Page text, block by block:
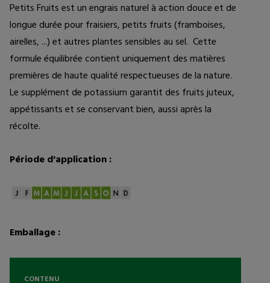
Petits Fruits est un engrais naturel à action douce et de
longue durée pour fraisiers, petits fruits (framboises,
airelles, ...) et autres plantes sensibles au sel.  Cette
formule équilibrée contient uniquement des matières
premières de haute qualité respectueuses de la nature.
Le supplément de potassium garantit des fruits juteux,
appétissants et se conservant bien, aussi après la
récolte.
Période d'application :
Emballage :
CONTENU